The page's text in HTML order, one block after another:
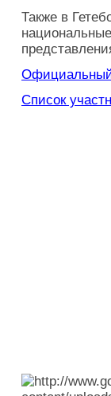
Также в
Официальный
Список